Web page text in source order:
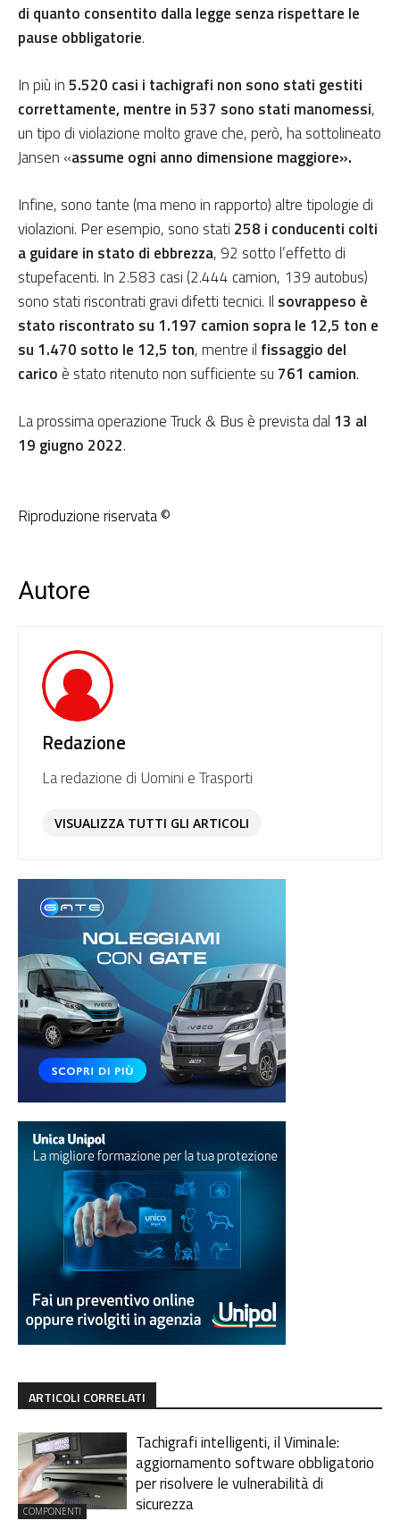
di quanto consentito dalla legge senza rispettare le
pause obbligatorie.
In più in5.520 casi i tachigrafi non sono stati gestiti
correttamente, mentre in 537 sono stati manomessi,
un tipo di violazione molto grave che, però, ha sottolineato
Jansen «assume ogni anno dimensione maggiore».
Infine, sono tante (ma meno in rapporto) altre tipologie di
violazioni. Per esempio, sono stati 258 i conducenti colti
a guidare in stato di ebbrezza, 92 sotto l’effetto di
stupefacenti. In 2.583 casi (2.444 camion, 139 autobus)
sono stati riscontrati gravi difetti tecnici. Il sovrappeso è
stato riscontrato su 1.197 camion sopra le 12,5 ton e
su 1.470 sotto le 12,5 ton, mentre il fissaggio del
carico è stato ritenuto non sufficiente su 761 camion.
La prossima operazione Truck & Bus è prevista dal 13 al
19 giugno 2022.
Riproduzione riservata ©
Autore
Redazione
La redazione di Uomini e Trasporti
VISUALIZZA TUTTI GLI ARTICOLI
ARTICOLI CORRELATI
COMPONENTI
Tachigrafi intelligenti, il Viminale:
aggiornamento software obbligatorio
per risolvere le vulnerabilità di
sicurezza